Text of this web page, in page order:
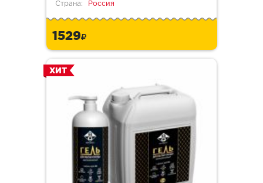
Страна:
Россия
1529
ХИТ